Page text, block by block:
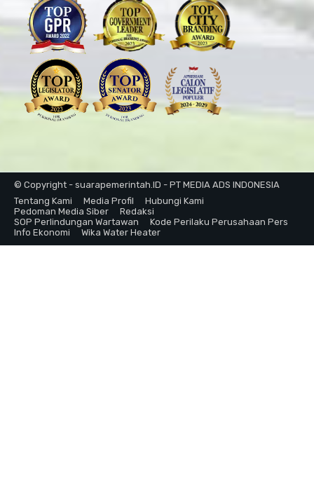
© Copyright - suarapemerintah.ID - PT MEDIA ADS INDONESIA
Tentang Kami
Media Profil
Hubungi Kami
Pedoman Media Siber
Redaksi
SOP Perlindungan Wartawan
Kode Perilaku Perusahaan Pers
Info Ekonomi
Wika Water Heater